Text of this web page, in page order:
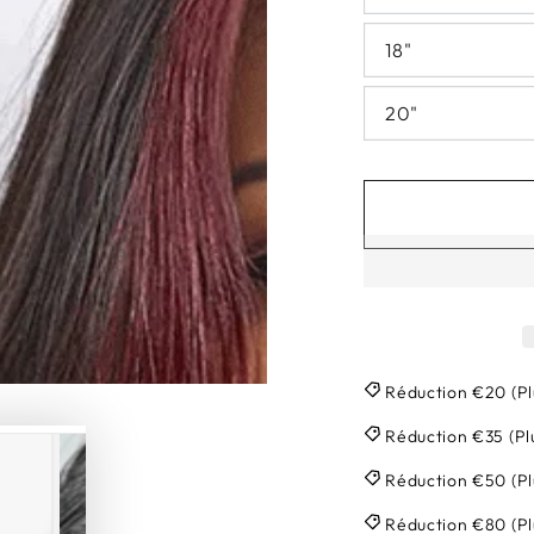
18"
20"
Réduction €20
Réduction €35
Réduction €50
Réduction €80